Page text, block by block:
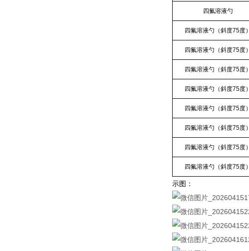
四氟溶液勺
四氟溶液勺（斜度75度）
四氟溶液勺（斜度75度）
四氟溶液勺（斜度75度）
四氟溶液勺（斜度75度）
四氟溶液勺（斜度75度）
四氟溶液勺（斜度75度）
四氟溶液勺（斜度75度）
四氟溶液勺（斜度75度）
示图：